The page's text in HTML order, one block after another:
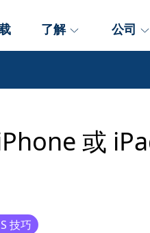
了解 公司
或
技巧